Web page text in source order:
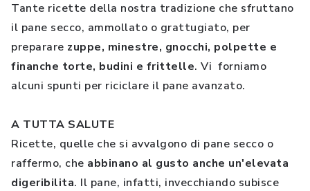
Tante ricette della nostra tradizione che sfruttano
il pane secco, ammollato o grattugiato, per
preparare zuppe, minestre, gnocchi, polpette e
finanche torte, budini e frittelle. Vi forniamo
alcuni spunti per riciclare il pane avanzato.
A TUTTA SALUTE
Ricette, quelle che si avvalgono di pane secco o
raffermo, che abbinano al gusto anche un'elevata
digeribilita. Il pane, infatti, invecchiando subisce